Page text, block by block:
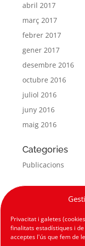
Privacitat i galetes
finalitats estadístiques i
acceptes l'ús que fem de
abril 2017
març 2017
febrer 2017
gener 2017
desembre 2016
octubre 2016
juliol 2016
juny 2016
maig 2016
Categories
Publicacions
Meta
Canal de les
Canal dels